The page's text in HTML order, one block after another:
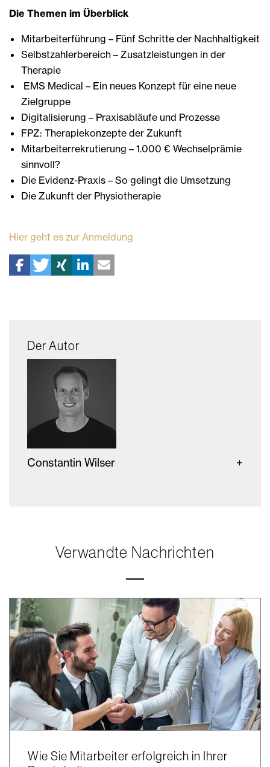
Die Themen im Überblick
Mitarbeiterführung – Fünf Schritte der Nachhaltigkeit
Selbstzahlerbereich – Zusatzleistungen in der
Therapie
EMS Medical – Ein neues Konzept für eine neue
Zielgruppe
Digitalisierung – Praxisabläufe und Prozesse
FPZ: Therapiekonzepte der Zukunft
Mitarbeiterrekrutierung – 1.000 € Wechselprämie
sinnvoll?
Die Evidenz-Praxis – So gelingt die Umsetzung
Die Zukunft der Physiotherapie
Hier geht es zur Anmeldung
Der Autor
Constantin Wilser
Verwandte Nachrichten
Wie Sie Mitarbeiter erfolgreich in Ihrer